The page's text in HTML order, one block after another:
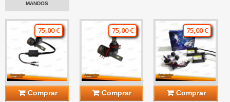
MANDOS
75,00 €
Comprar
75,00 €
Comprar
75,00 €
Comprar